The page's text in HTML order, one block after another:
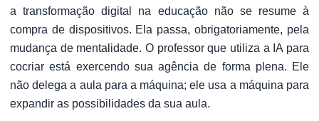
a transformação digital na educação não se resume à
compra de dispositivos. Ela passa, obrigatoriamente, pela
mudança de mentalidade. O professor que utiliza a IA para
cocriar está exercendo sua agência de forma plena. Ele
não delega a aula para a máquina; ele usa a máquina para
expandir as possibilidades da sua aula.